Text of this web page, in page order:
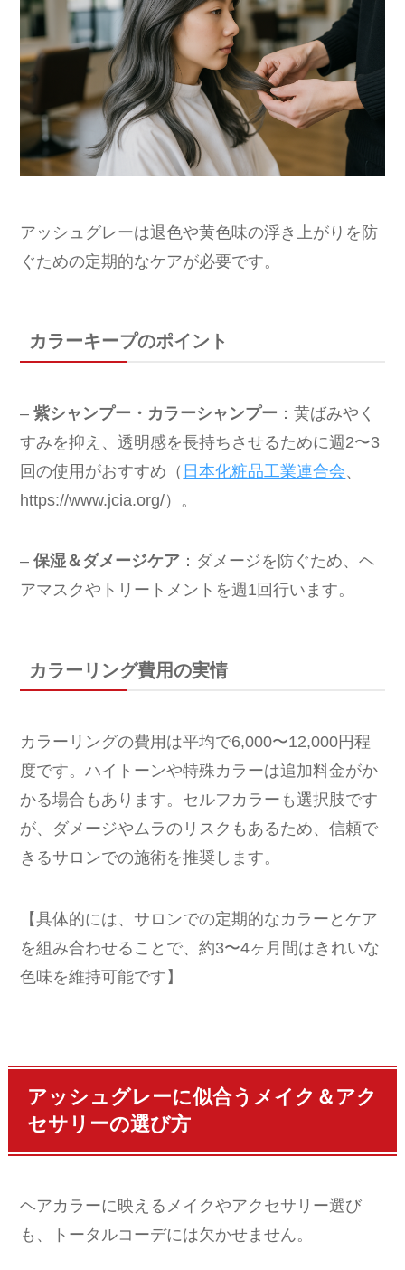
アッシュグレーは退色や黄色味の浮き上がりを防
ぐための定期的なケアが必要です。
カラーキープのポイント
–紫シャンプー・カラーシャンプー ：黄ばみやく
すみを抑え、透明感を長持ちさせるために週2〜3
回の使用がおすすめ（ 日本化粧品工業連合会、
https://www.jcia.org/）。
–保湿＆ダメージケア ：ダメージを防ぐため、ヘ
アマスクやトリートメントを週1回行います。
カラーリング費用の実情
カラーリングの費用は平均で6,000〜12,000円程
度です。ハイトーンや特殊カラーは追加料金がか
かる場合もあります。セルフカラーも選択肢です
が、ダメージやムラのリスクもあるため、信頼で
きるサロンでの施術を推奨します。
【具体的には、サロンでの定期的なカラーとケア
を組み合わせることで、約3〜4ヶ月間はきれいな
色味を維持可能です】
アッシュグレーに似合うメイク＆アク
セサリーの選び方
ヘアカラーに映えるメイクやアクセサリー選び
も、トータルコーデには欠かせません。